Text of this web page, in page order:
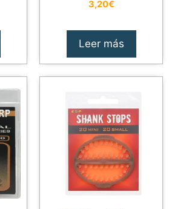
3,20€
Leer más